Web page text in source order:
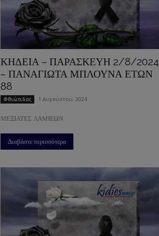
ΚΗΔΕΙΑ – ΠΑΡΑΣΚΕΥΗ 2/8/2024
– ΠΑΝΑΓΙΩΤΑ ΜΠΛΟΥΝΑ ΕΤΩΝ
88
Φθιώτιδας 1 Αυγούστου, 2024
ΜΕΞΙΑΤΕΣ ΛΑΜΙΕΩΝ
Διαβάστε περισσότερα